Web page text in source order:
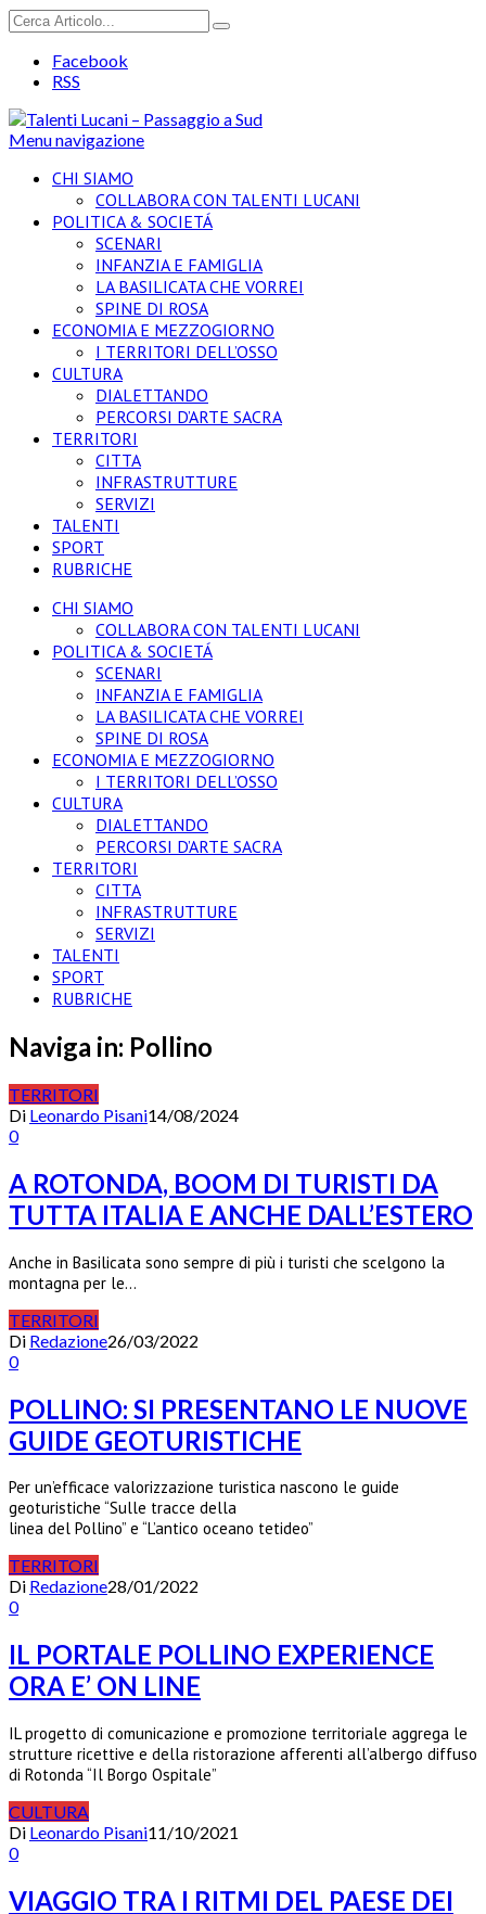
Facebook
RSS
Menu navigazione
CHI SIAMO
COLLABORA CON TALENTI LUCANI
POLITICA & SOCIETÁ
SCENARI
INFANZIA E FAMIGLIA
LA BASILICATA CHE VORREI
SPINE DI ROSA
ECONOMIA E MEZZOGIORNO
I TERRITORI DELL’OSSO
CULTURA
DIALETTANDO
PERCORSI D’ARTE SACRA
TERRITORI
CITTA
INFRASTRUTTURE
SERVIZI
TALENTI
SPORT
RUBRICHE
CHI SIAMO
COLLABORA CON TALENTI LUCANI
POLITICA & SOCIETÁ
SCENARI
INFANZIA E FAMIGLIA
LA BASILICATA CHE VORREI
SPINE DI ROSA
ECONOMIA E MEZZOGIORNO
I TERRITORI DELL’OSSO
CULTURA
DIALETTANDO
PERCORSI D’ARTE SACRA
TERRITORI
CITTA
INFRASTRUTTURE
SERVIZI
TALENTI
SPORT
RUBRICHE
Naviga in: Pollino
TERRITORI
Di Leonardo Pisani14/08/2024
0
A ROTONDA, BOOM DI TURISTI DA
TUTTA ITALIA E ANCHE DALL’ESTERO
Anche in Basilicata sono sempre di più i turisti che scelgono la
montagna per le…
TERRITORI
Di Redazione26/03/2022
0
POLLINO: SI PRESENTANO LE NUOVE
GUIDE GEOTURISTICHE
Per un’efficace valorizzazione turistica nascono le guide
geoturistiche “Sulle tracce della
linea del Pollino” e “L’antico oceano tetideo”
TERRITORI
Di Redazione28/01/2022
0
IL PORTALE POLLINO EXPERIENCE
ORA E’ ON LINE
IL progetto di comunicazione e promozione territoriale aggrega le
strutture ricettive e della ristorazione afferenti all’albergo diffuso
di Rotonda “Il Borgo Ospitale”
CULTURA
Di Leonardo Pisani11/10/2021
0
VIAGGIO TRA I RITMI DEL PAESE DEI